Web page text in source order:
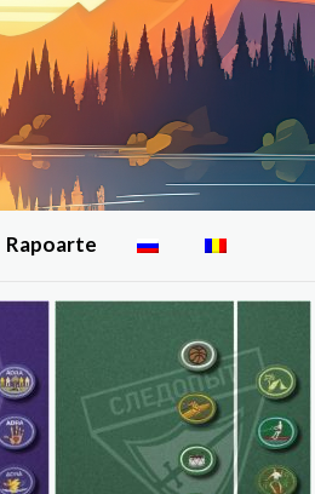
Rapoarte